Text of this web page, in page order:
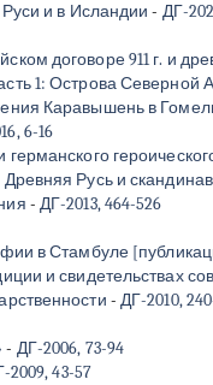
и в Исландии - ДГ-
договоре 911 г. и
1: Острова Северной
Каравышень в
6-16
Русь и
- ДГ-2013, 464-526
в Стамбуле
и свидетельствах
- ДГ-2010,
- ДГ-2006, 73-94
2009, 43-57